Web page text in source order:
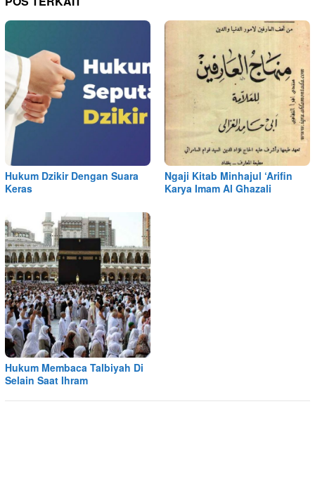
Hukum Dzikir Dengan Suara
Keras
Ngaji Kitab Minhajul ‘Arifin
Karya Imam Al Ghazali
Hukum Membaca Talbiyah Di
Selain Saat Ihram